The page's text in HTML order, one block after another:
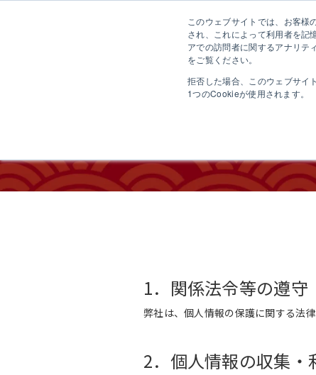
このウェブサイトでは、お客
され、これによって利用者を記
アでの訪問者に関するアナリテ
をご覧ください。
拒否した場合、このウェブサイ
1つのCookieが使用されます。
プライ
1．関係法令等の遵守
弊社は、個人情報の保護に関する法
2．個人情報の収集・